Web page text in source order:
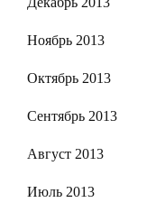
Ноябрь 2013
Октябрь 2013
Сентябрь 2013
Август 2013
Июль 2013